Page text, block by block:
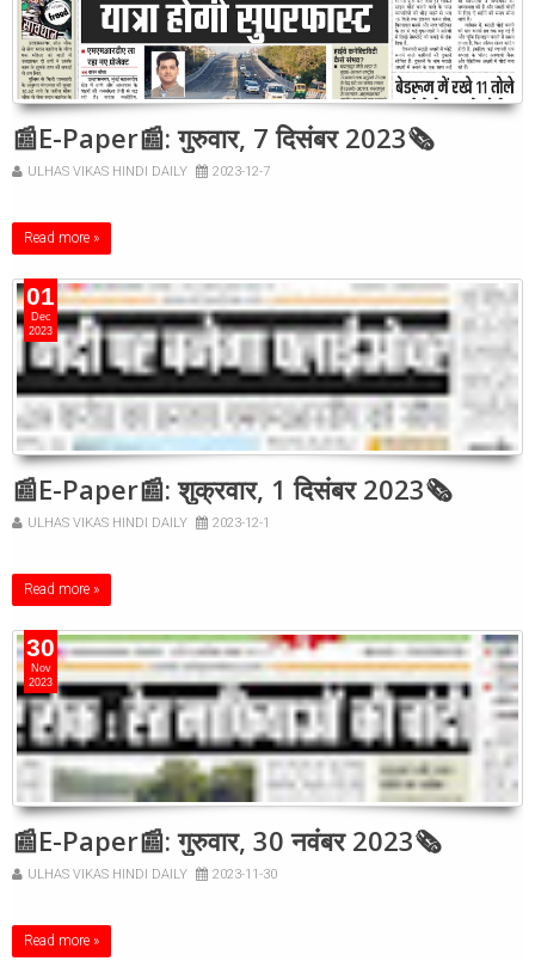
📰E-Paper📰: गुरुवार, 7 दिसंबर 2023🗞
ULHAS VIKAS HINDI DAILY 2023-12-7
Read more »
01
Dec
2023
📰E-Paper📰: शुक्रवार, 1 दिसंबर 2023🗞
ULHAS VIKAS HINDI DAILY 2023-12-1
Read more »
30
Nov
2023
📰E-Paper📰: गुरुवार, 30 नवंबर 2023🗞
ULHAS VIKAS HINDI DAILY 2023-11-30
Read more »